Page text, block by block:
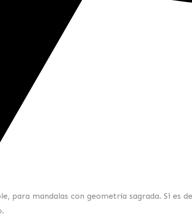
para mandalas con geometría sagrada. Si es